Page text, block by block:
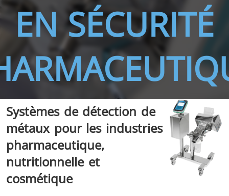
THS/PH21N-FB THS/PH21N-FFV
THS/
D25
THS/FBB
THS/MBB
THS/GMS21
THS/G21
EN SÉCURITÉ
Systèmes de détection de
métaux pour les industries
pharmaceutique,
nutritionnelle et
cosmétique